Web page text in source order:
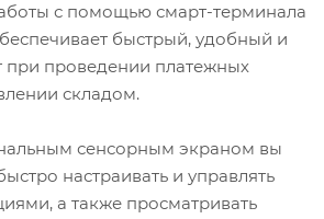
с помощью смарт-терминала
быстрый, удобный и
при проведении платежных
складом.
сенсорным экраном вы
настраивать и управлять
а также просматривать